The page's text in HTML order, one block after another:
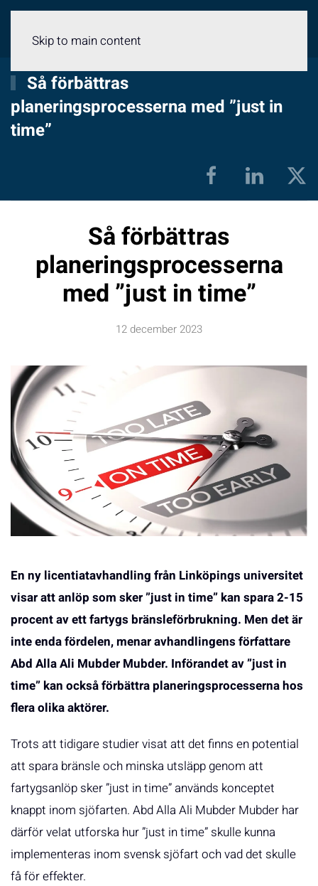
Skip to main content
Så förbättras
planeringsprocesserna med ”just in
time”
Så förbättras
planeringsprocesserna
med ”just in time”
12 december 2023
En ny licentiatavhandling från Linköpings universitet
visar att anlöp som sker ”just in time” kan spara 2-15
procent av ett fartygs bränsleförbrukning. Men det är
inte enda fördelen, menar avhandlingens författare
Abd Alla Ali Mubder Mubder. Införandet av ”just in
time” kan också förbättra planeringsprocesserna hos
flera olika aktörer.
Trots att tidigare studier visat att det finns en potential
att spara bränsle och minska utsläpp genom att
fartygsanlöp sker ”just in time” används konceptet
knappt inom sjöfarten. Abd Alla Ali Mubder Mubder har
därför velat utforska hur ”just in time” skulle kunna
implementeras inom svensk sjöfart och vad det skulle
få för effekter.